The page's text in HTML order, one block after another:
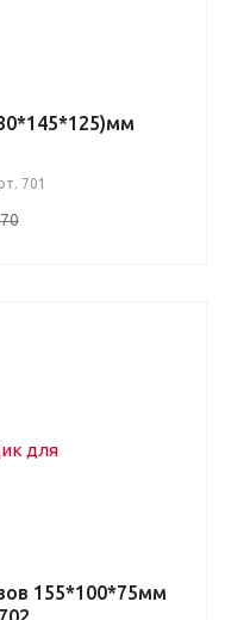
701
155*100*75мм